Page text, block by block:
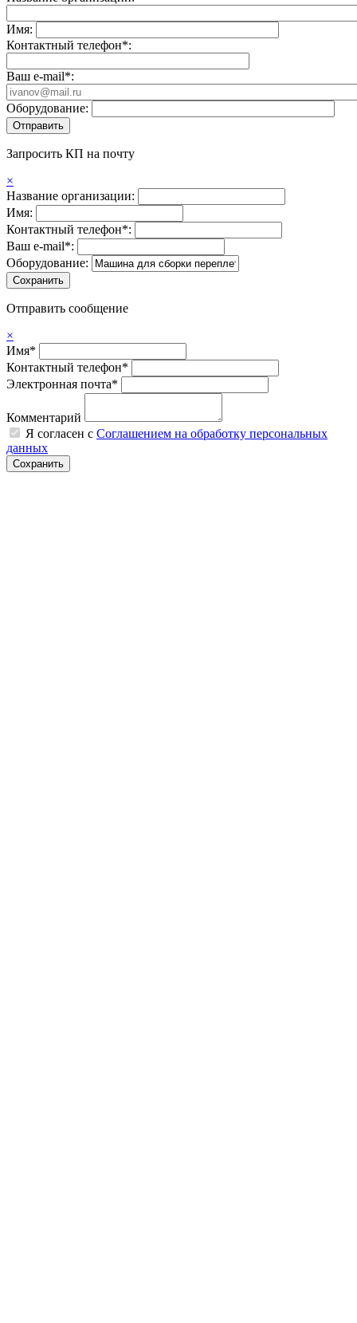
Имя:
Контактный телефон*:
Ваш e-mail*:
Оборудование:
Запросить КП на почту
×
Название организации:
Имя:
Контактный телефон*:
Ваш e-mail*:
Оборудование:
Отправить сообщение
×
Имя*
Контактный телефон*
Электронная почта*
Комментарий
Я согласен с Соглашением на обработку персональных
данных